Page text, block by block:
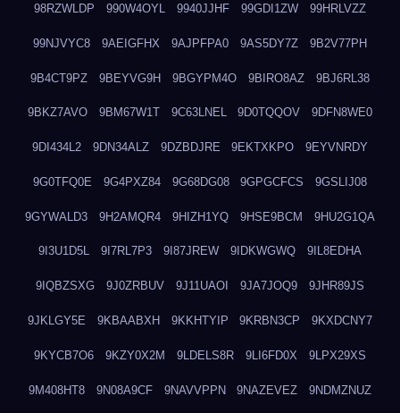
98RZWLDP 990W4OYL 9940JJHF 99GDI1ZW 99HRLVZZ
99NJVYC8 9AEIGFHX 9AJPFPA0 9AS5DY7Z 9B2V77PH
9B4CT9PZ 9BEYVG9H 9BGYPM4O 9BIRO8AZ 9BJ6RL38
9BKZ7AVO 9BM67W1T 9C63LNEL 9D0TQQOV 9DFN8WE0
9DI434L2 9DN34ALZ 9DZBDJRE 9EKTXKPO 9EYVNRDY
9G0TFQ0E 9G4PXZ84 9G68DG08 9GPGCFCS 9GSLIJ08
9GYWALD3 9H2AMQR4 9HIZH1YQ 9HSE9BCM 9HU2G1QA
9I3U1D5L 9I7RL7P3 9I87JREW 9IDKWGWQ 9IL8EDHA
9IQBZSXG 9J0ZRBUV 9J11UAOI 9JA7JOQ9 9JHR89JS
9JKLGY5E 9KBAABXH 9KKHTYIP 9KRBN3CP 9KXDCNY7
9KYCB7O6 9KZY0X2M 9LDELS8R 9LI6FD0X 9LPX29XS
9M408HT8 9N08A9CF 9NAVVPPN 9NAZEVEZ 9NDMZNUZ